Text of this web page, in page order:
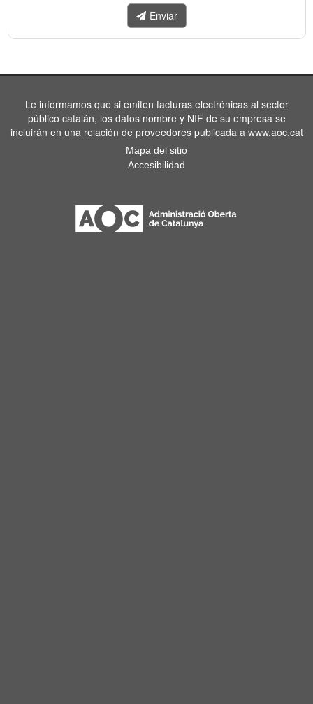
Enviar
Le informamos que si emiten facturas electrónicas al sector
público catalán, los datos nombre y NIF de su empresa se
incluirán en una relación de proveedores publicada a www.aoc.cat
Mapa del sitio
Accesibilidad